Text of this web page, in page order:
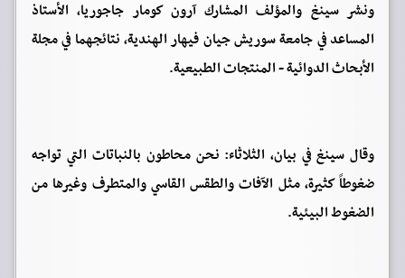
ونشر سينغ والمؤلف المشارك آرون كومار جاجوريا، الأستاذ
المساعد في جامعة سوريش جيان فيهار الهندية، نتائجهما في مجلة
الأبحاث الدوائية - المنتجات الطبيعية.
وقال سينغ في بيان، الثلاثاء: نحن محاطون بالنباتات التي تواجه
ضغوطاً كثيرة، مثل الآفات والطقس القاسي والمتطرف وغيرها من
الضغوط البيئية.